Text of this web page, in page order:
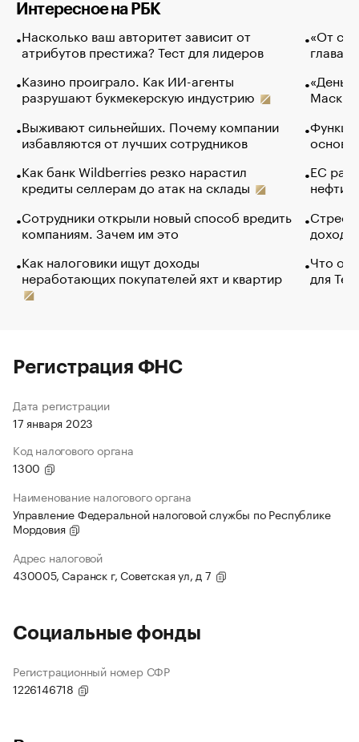
Интересное на РБК
Насколько ваш авторитет зависит от
атрибутов престижа? Тест для лидеров
Казино проиграло. Как ИИ-агенты
разрушают букмекерскую индустрию
Выживают сильнейших. Почему компании
избавляются от лучших сотрудников
Как банк Wildberries резко нарастил
кредиты селлерам до атак на склады
Сотрудники открыли новый способ вредить
компаниям. Зачем им это
Как налоговики ищут доходы
неработающих покупателей яхт и квартир
«От
глава
Маск в
основ
ЕС
нефти
Что
для
Регистрация ФНС
Дата регистрации
17 января 2023
Код налогового органа
1300
Наименование налогового органа
Управление Федеральной налоговой службы по Республике
Мордовия
Адрес налоговой
430005, Саранск г, Советская ул, д 7
Социальные фонды
Регистрационный номер СФР
1226146718